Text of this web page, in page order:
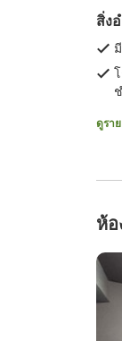
สิ่ง
ดูรา
ห้